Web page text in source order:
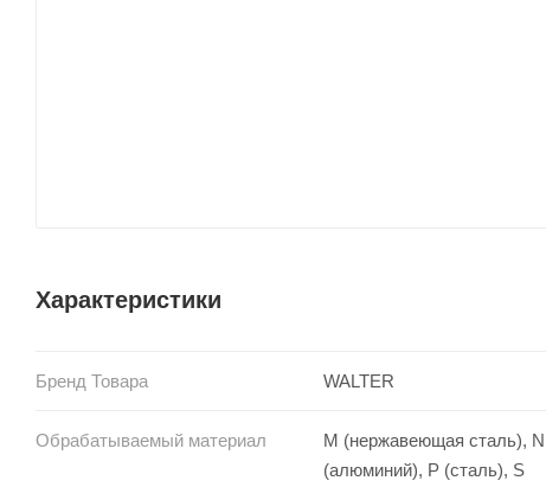
Характеристики
Бренд Товара WALTER
Обрабатываемый материал
M (нержавеющая сталь), N
(алюминий), P (сталь), S